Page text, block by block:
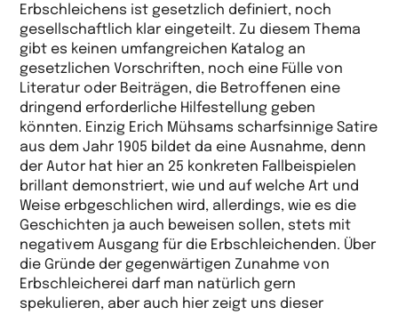
Erbschleichens ist gesetzlich definiert, noch
gesellschaftlich klar eingeteilt. Zu diesem Thema
gibt es keinen umfangreichen Katalog an
gesetzlichen Vorschriften, noch eine Fülle von
Literatur oder Beiträgen, die Betroffenen eine
dringend erforderliche Hilfestellung geben
könnten. Einzig Erich Mühsams scharfsinnige Satire
aus dem Jahr 1905 bildet da eine Ausnahme, denn
der Autor hat hier an 25 konkreten Fallbeispielen
brillant demonstriert, wie und auf welche Art und
Weise erbgeschlichen wird, allerdings, wie es die
Geschichten ja auch beweisen sollen, stets mit
negativem Ausgang für die Erbschleichenden. Über
die Gründe der gegenwärtigen Zunahme von
Erbschleicherei darf man natürlich gern
spekulieren, aber auch hier zeigt uns dieser